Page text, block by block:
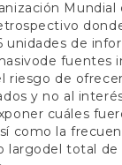
Mundial
unidades de
fuentes
riesgo de
y no al
cuáles
como la
largodel total de